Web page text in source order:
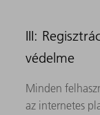
III:
védelme
Minden
az internetes